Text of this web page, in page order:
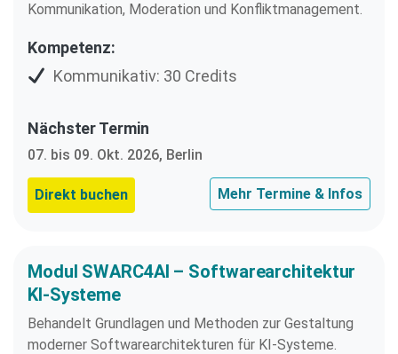
Kommunikation, Moderation und Konfliktmanagement.
Kompetenz:
Kommunikativ: 30 Credits
Nächster Termin
07. bis 09. Okt. 2026, Berlin
Direkt buchen Mehr Termine & Infos
Modul SWARC4AI – Softwarearchitektur
KI-Systeme
Behandelt Grundlagen und Methoden zur Gestaltung
moderner Softwarearchitekturen für KI-Systeme.